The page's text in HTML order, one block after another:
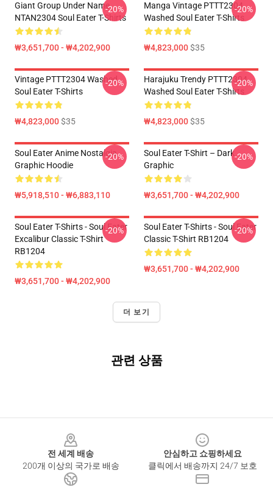
Giant Group Under Name
NTAN2304 Soul Eater T-Shirts
₩3,651,700 - ₩4,202,900
-20%
Manga Vintage PTTT2304
Washed Soul Eater T-Shirts
₩4,823,000$35
-20%
Vintage PTTT2304 Washed
Soul Eater T-Shirts
₩4,823,000$35
-20%
Harajuku Trendy PTTT2304
Washed Soul Eater T-Shirts
₩4,823,000$35
-20%
Soul Eater Anime Nostalgia
Graphic Hoodie
₩5,918,510 - ₩6,883,110
-20%
Soul Eater T-Shirt – Dark
Graphic
₩3,651,700 - ₩4,202,900
-20%
Soul Eater T-Shirts - Soul Eater
Excalibur Classic T-Shirt
RB1204
₩3,651,700 - ₩4,202,900
-20%
Soul Eater T-Shirts - Soul Eater
Classic T-Shirt RB1204
₩3,651,700 - ₩4,202,900
-20%
더 보기
관련 상품
전 세계 배송
200개 이상의 국가로 배송
안심하고 쇼핑하세요
클릭에서 배송까지 24/7 보호